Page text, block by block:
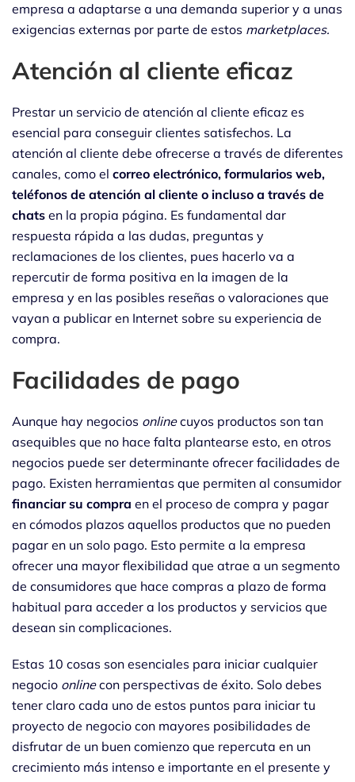
empresa a adaptarse a una demanda superior y a unas
exigencias externas por parte de estos marketplaces.
Atención al cliente eficaz
Prestar un servicio de atención al cliente eficaz es
esencial para conseguir clientes satisfechos. La
atención al cliente debe ofrecerse a través de diferentes
canales, como el correo electrónico, formularios web,
teléfonos de atención al cliente o incluso a través de
chats en la propia página. Es fundamental dar
respuesta rápida a las dudas, preguntas y
reclamaciones de los clientes, pues hacerlo va a
repercutir de forma positiva en la imagen de la
empresa y en las posibles reseñas o valoraciones que
vayan a publicar en Internet sobre su experiencia de
compra.
Facilidades de pago
Aunque hay negocios onlinecuyos productos son tan
asequibles que no hace falta plantearse esto, en otros
negocios puede ser determinante ofrecer facilidades de
pago. Existen herramientas que permiten al consumidor
financiar su compra en el proceso de compra y pagar
en cómodos plazos aquellos productos que no pueden
pagar en un solo pago. Esto permite a la empresa
ofrecer una mayor flexibilidad que atrae a un segmento
de consumidores que hace compras a plazo de forma
habitual para acceder a los productos y servicios que
desean sin complicaciones.
Estas 10 cosas son esenciales para iniciar cualquier
negocio onlinecon perspectivas de éxito. Solo debes
tener claro cada uno de estos puntos para iniciar tu
proyecto de negocio con mayores posibilidades de
disfrutar de un buen comienzo que repercuta en un
crecimiento más intenso e importante en el presente y